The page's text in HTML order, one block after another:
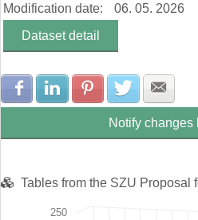
Modification date:
06. 05. 2026
Dataset detail
Share with Facebook
Share with LinkedIn
Share with
Share
Notify changes
Tables from the SZU Proposal
250